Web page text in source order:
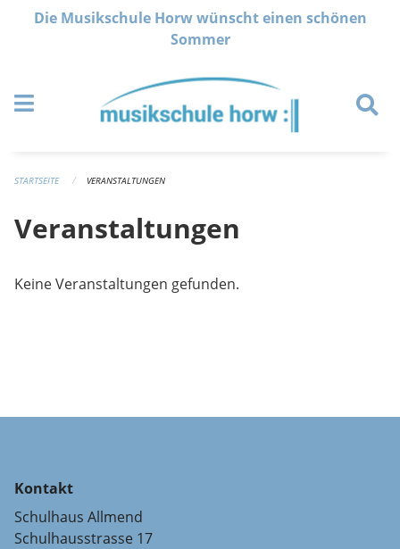
Navigation überspringen
Die Musikschule Horw wünscht einen schönen
Sommer
STARTSEITE VERANSTALTUNGEN
Veranstaltungen
Keine Veranstaltungen gefunden.
Kontakt
Schulhaus Allmend
Schulhausstrasse 17